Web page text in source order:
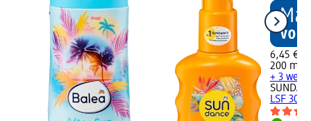
6,45 €
200 ml
+ 3
LSF 30,